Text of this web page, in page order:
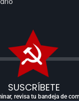
SUSCRÍBETE
revisa tu bandeja de